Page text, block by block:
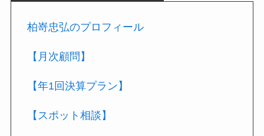
柏嵜忠弘のプロフィール
【月次顧問】
【年1回決算プラン】
【スポット相談】